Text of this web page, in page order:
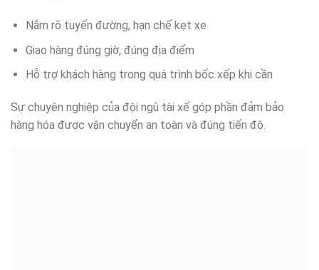
Nắm rõ tuyến đường, hạn chế kẹt xe
Giao hàng đúng giờ, đúng địa điểm
Hỗ trợ khách hàng trong quá trình bốc xếp khi cần
Sự chuyên nghiệp của đội ngũ tài xế góp phần đảm bảo
hàng hóa được vận chuyển an toàn và đúng tiến độ.